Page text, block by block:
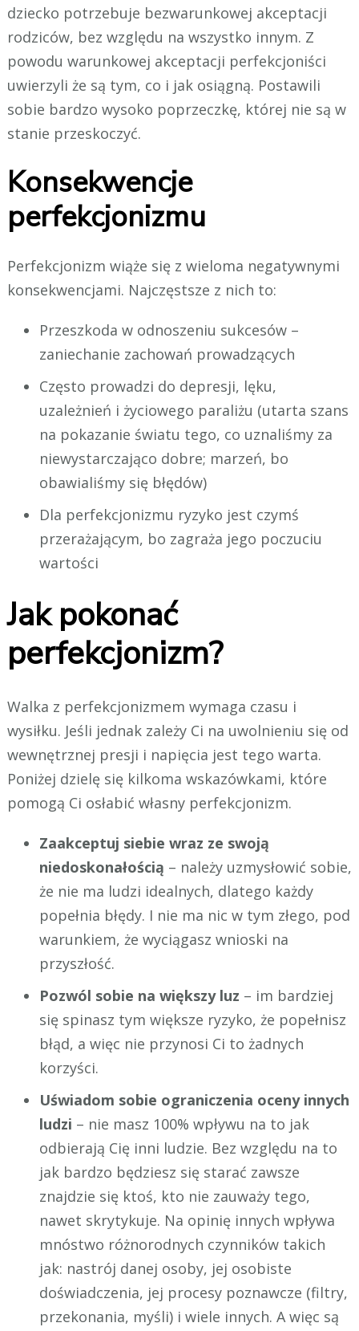
dziecko potrzebuje bezwarunkowej akceptacji
rodziców, bez względu na wszystko innym. Z
powodu warunkowej akceptacji perfekcjoniści
uwierzyli że są tym, co i jak osiągną. Postawili
sobie bardzo wysoko poprzeczkę, której nie są w
stanie przeskoczyć.
Konsekwencje
perfekcjonizmu
Perfekcjonizm wiąże się z wieloma negatywnymi
konsekwencjami. Najczęstsze z nich to:
Przeszkoda w odnoszeniu sukcesów –
zaniechanie zachowań prowadzących
Często prowadzi do depresji, lęku,
uzależnień i życiowego paraliżu (utarta szans
na pokazanie światu tego, co uznaliśmy za
niewystarczająco dobre; marzeń, bo
obawialiśmy się błędów)
Dla perfekcjonizmu ryzyko jest czymś
przerażającym, bo zagraża jego poczuciu
wartości
Jak pokonać
perfekcjonizm?
Walka z perfekcjonizmem wymaga czasu i
wysiłku. Jeśli jednak zależy Ci na uwolnieniu się od
wewnętrznej presji i napięcia jest tego warta.
Poniżej dzielę się kilkoma wskazówkami, które
pomogą Ci osłabić własny perfekcjonizm.
Zaakceptuj siebie wraz ze swoją
niedoskonałością – należy uzmysłowić sobie,
że nie ma ludzi idealnych, dlatego każdy
popełnia błędy. I nie ma nic w tym złego, pod
warunkiem, że wyciągasz wnioski na
przyszłość.
Pozwól sobie na większy luz – im bardziej
się spinasz tym większe ryzyko, że popełnisz
błąd, a więc nie przynosi Ci to żadnych
korzyści.
Uświadom sobie ograniczenia oceny innych
ludzi – nie masz 100% wpływu na to jak
odbierają Cię inni ludzie. Bez względu na to
jak bardzo będziesz się starać zawsze
znajdzie się ktoś, kto nie zauważy tego,
nawet skrytykuje. Na opinię innych wpływa
mnóstwo różnorodnych czynników takich
jak: nastrój danej osoby, jej osobiste
doświadczenia, jej procesy poznawcze (filtry,
przekonania, myśli) i wiele innych. A więc są